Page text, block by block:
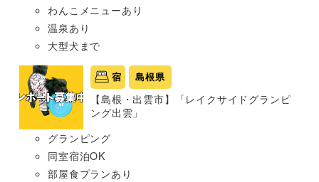
わんこメニューあり
温泉あり
大型犬まで
宿 島根県
【島根・出雲市】「レイクサイドグランピ
ング出雲」
グランピング
同室宿泊OK
部屋食プランあり